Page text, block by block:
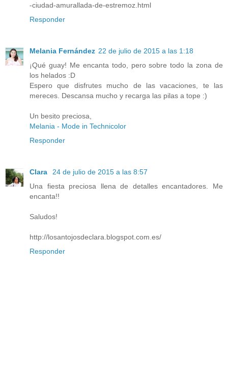
-ciudad-amurallada-de-estremoz.html
Responder
Melania Fernández 22 de julio de 2015 a las 1:18
¡Qué guay! Me encanta todo, pero sobre todo la zona de
los helados :D
Espero que disfrutes mucho de las vacaciones, te las
mereces. Descansa mucho y recarga las pilas a tope :)
Un besito preciosa,
Melania - Mode in Technicolor
Responder
Clara
24 de julio de 2015 a las 8:57
Una fiesta preciosa llena de detalles encantadores. Me
encanta!!
Saludos!
http://losantojosdeclara.blogspot.com.es/
Responder